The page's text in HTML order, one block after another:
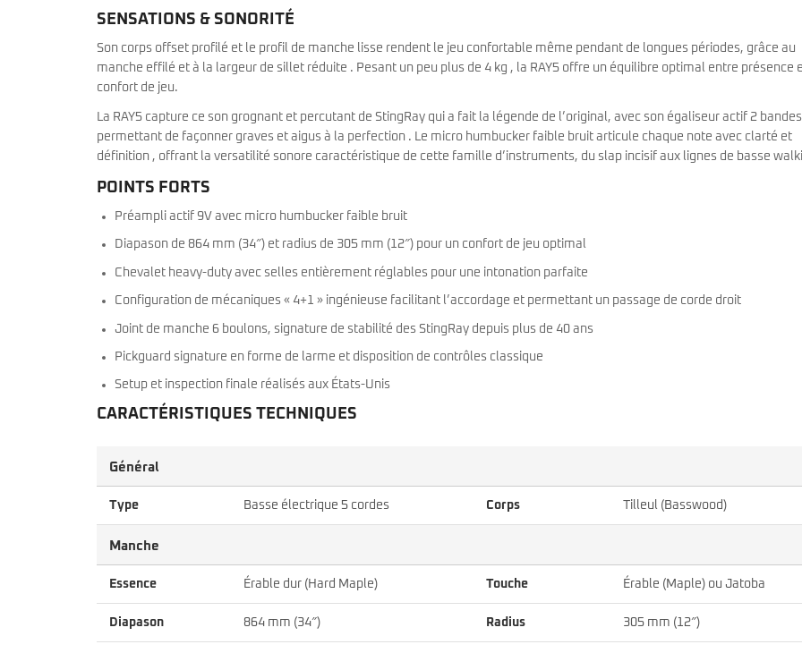
SENSATIONS & SONORITÉ
Son corps offset profilé et le profil de manche lisse rendent le jeu confortable même pendant de longues périodes, grâce au
manche effilé et à la largeur de sillet réduite . Pesant un peu plus de 4 kg , la RAY5 offre un équilibre optimal entre présence
confort de jeu.
La RAY5 capture ce son grognant et percutant de StingRay qui a fait la légende de l’original, avec son égaliseur actif 2 bandes
permettant de façonner graves et aigus à la perfection . Le micro humbucker faible bruit articule chaque note avec clarté et
définition , offrant la versatilité sonore caractéristique de cette famille d’instruments, du slap incisif aux lignes de basse
POINTS FORTS
Préampli actif 9V avec micro humbucker faible bruit
Diapason de 864 mm (34″) et radius de 305 mm (12″) pour un confort de jeu optimal
Chevalet heavy-duty avec selles entièrement réglables pour une intonation parfaite
Configuration de mécaniques « 4+1 » ingénieuse facilitant l’accordage et permettant un passage de corde droit
Joint de manche 6 boulons, signature de stabilité des StingRay depuis plus de 40 ans
Pickguard signature en forme de larme et disposition de contrôles classique
Setup et inspection finale réalisés aux États-Unis
CARACTÉRISTIQUES TECHNIQUES
Général
Type Basse électrique 5 cordes Corps Tilleul (Basswood)
Manche
Essence Érable dur (Hard Maple) Touche Érable (Maple) ou Jatoba
Diapason 864 mm (34″) Radius 305 mm (12″)